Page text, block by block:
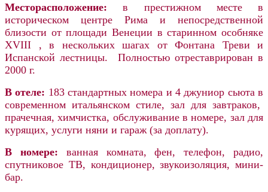
Месторасположение: в престижном месте в
историческом центре Рима и непосредственной
близости от площади Венеции в старинном особняке
XVIII , в нескольких шагах от Фонтана Треви и
Испанской лестницы. Полностью отреставрирован в
2000 г.
В отеле: 183 стандартных номера и 4 джуниор сьюта в
современном итальянском стиле, зал для завтраков,
прачечная, химчистка, обслуживание в номере, зал для
курящих, услуги няни и гараж (за доплату).
В номере: ванная комната, фен, телефон, радио,
спутниковое ТВ, кондиционер, звукоизоляция, мини-
бар.